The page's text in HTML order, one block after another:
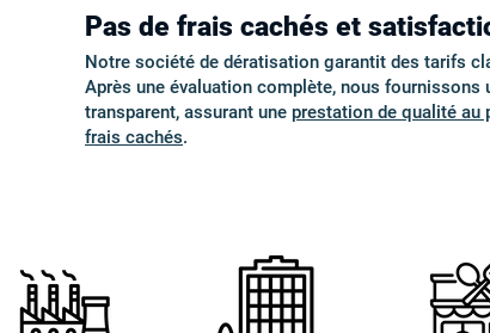
Pas de frais cachés et
Notre société de dératisation garantit des tarifs
Après une évaluation complète, nous fournissons
transparent, assurant une prestation de qualité au
frais cachés.